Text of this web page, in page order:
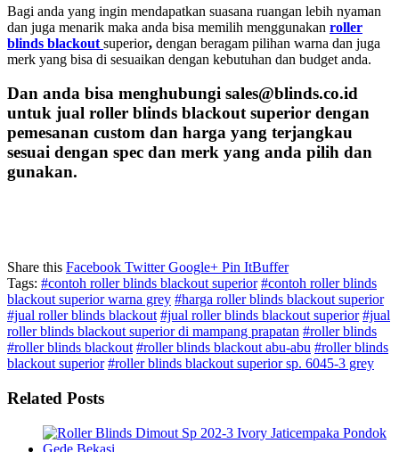
Bagi anda yang ingin mendapatkan suasana ruangan lebih nyaman
dan juga menarik maka anda bisa memilih menggunakan roller
blinds blackout superior, dengan beragam pilihan warna dan juga
merk yang bisa di sesuaikan dengan kebutuhan dan budget anda.
Dan anda bisa menghubungi sales@blinds.co.id
untuk jual roller blinds blackout superior dengan
pemesanan custom dan harga yang terjangkau
sesuai dengan spec dan merk yang anda pilih dan
gunakan.
Share this Facebook TwitterGoogle+ Pin ItBuffer
Tags: #contoh roller blinds blackout superior #contoh roller blinds
blackout superior warna grey #harga roller blinds blackout superior
#jual roller blinds blackout #jual roller blinds blackout superior #jual
roller blinds blackout superior di mampang prapatan #roller blinds
#roller blinds blackout #roller blinds blackout abu-abu #roller blinds
blackout superior #roller blinds blackout superior sp. 6045-3 grey
Related Posts